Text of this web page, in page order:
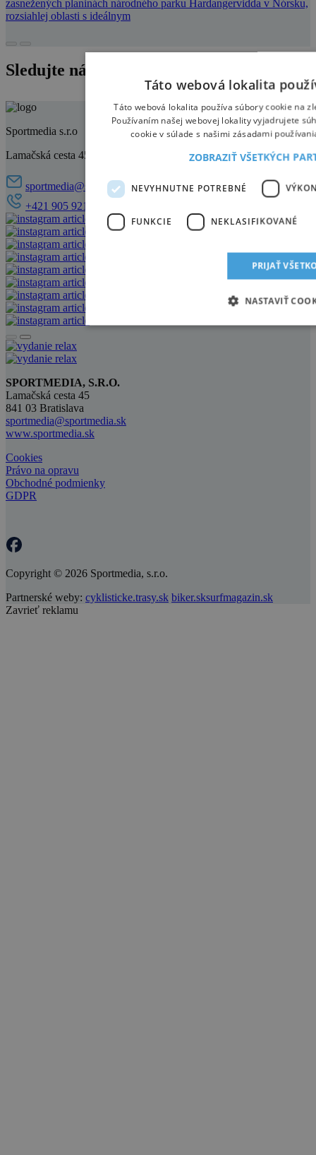
zasnežených planinách národného parku Hardangervidda v Nórsku,
rozsiahlej oblasti s ideálnym
Sledujte nás na instagrame
Sportmedia s.r.o
Lamačská cesta 45, 841 03 Bratislava
sportmedia@sportmedia.sk
+421 905 921 521
SPORTMEDIA, S.R.O.
Lamačská cesta 45
841 03 Bratislava
sportmedia@sportmedia.sk
www.sportmedia.sk
Cookies
Právo na opravu
Obchodné podmienky
GDPR
Copyright © 2026 Sportmedia, s.r.o.
Partnerské weby: cyklisticke.trasy.sk biker.sksurfmagazin.sk
Zavrieť reklamu
Táto webová lokalita
Táto webová lokalita používa súbory cookie na
Používaním našej webovej lokality vyjadrujete
cookie v súlade s našimi zásadami
ZOBRAZIŤ VŠETKÝCH
NEVYHNUTNE POTREBNÉ
FUNKCIE NEKLASIFIKOVANÉ
PRIJAŤ
NASTAVIŤ